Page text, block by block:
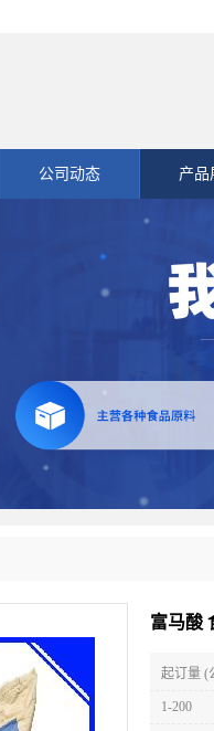
公司动态 产品
富马酸
起订量 (
1-200